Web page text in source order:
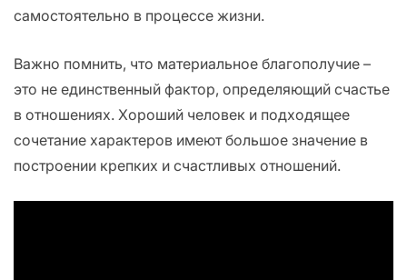
самостоятельно в процессе жизни.
Важно помнить, что материальное благополучие –
это не единственный фактор, определяющий счастье
в отношениях. Хороший человек и подходящее
сочетание характеров имеют большое значение в
построении крепких и счастливых отношений.